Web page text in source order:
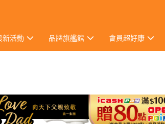
新活動 品牌旗艦館 會員超好康